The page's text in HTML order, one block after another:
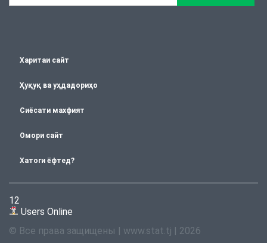
Харитаи сайт
Ҳуқуқ ва уҳдадориҳо
Сиёсати махфият
Омори сайт
Хатоги ёфтед?
12
Users Online
© Все права защищены | www.stat.tj | 2026